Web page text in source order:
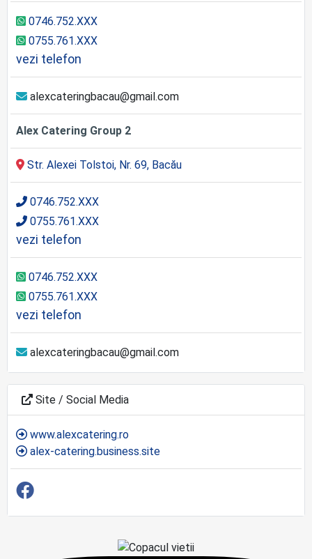
0746.752.XXX
0755.761.XXX
vezi telefon
alexcateringbacau@gmail.com
Alex Catering Group 2
Str. Alexei Tolstoi, Nr. 69, Bacău
0746.752.XXX
0755.761.XXX
vezi telefon
0746.752.XXX
0755.761.XXX
vezi telefon
alexcateringbacau@gmail.com
Site / Social Media
www.alexcatering.ro
alex-catering.business.site